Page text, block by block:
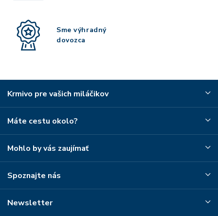
Sme výhradný
dovozca
Krmivo pre vašich miláčikov
Máte cestu okolo?
Mohlo by vás zaujímať
Spoznajte nás
Newsletter